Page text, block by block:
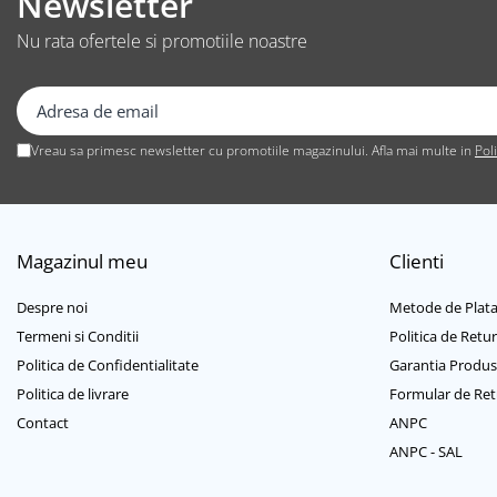
Suporturi TV
Telecomanda TV
Boxe 2.1
Boxe bluetooth
Soundbar
Cu microfon
Camere supraveghere
Exterior
Casti
Casti In Ear
Nu rata ofertele si promotiile noastre
Vreau sa primesc newsletter cu promotiile magazinului. Afla mai multe in
Magazinul meu
Despre noi
Termeni si Conditii
Politica de Confidentialitate
Politica de livrare
Contact
Clienti
Metode de Plata
Politica de Retur
Garantia
Formular de
ANPC
ANPC - SAL